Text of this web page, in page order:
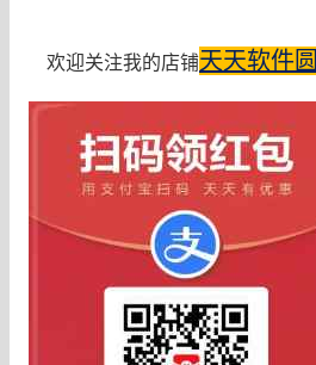
欢迎关注我的店铺天天软件圆